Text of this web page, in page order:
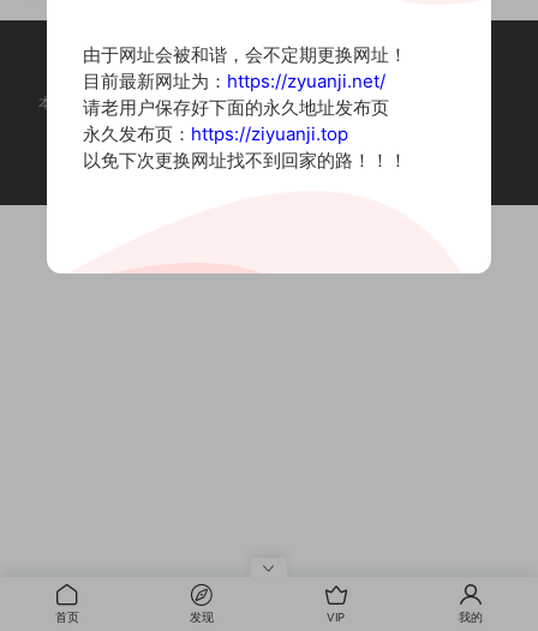
本站为摄影写真图片网站，内容来自网络收集整理，仅作个人学习使用。
如有违法内容请联系删除
Copyright © 2022 资源集
首页 发现 VIP 我的
由于网址会被和谐，会不定期更换网址！
目前最新网址为： https://zyuanji.net/
请老用户保存好下面的永久地址发布页
永久发布页： https://ziyuanji.top
以免下次更换网址找不到回家的路！！！